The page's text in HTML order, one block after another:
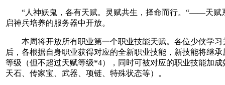
“人神妖鬼，各有天赋。灵赋共生，择命而行。“——天赋
启神兵培养的服务器中开放。
本周将开放所有职业第一个职业技能天赋。各位少侠学习
后，各根据自身职业获得对应的全新职业技能，新技能将继
等级（但不超过天赋等级*4），同时可被对应的职业技能加成
天石、传家宝、武器、项链、特殊状态等）。